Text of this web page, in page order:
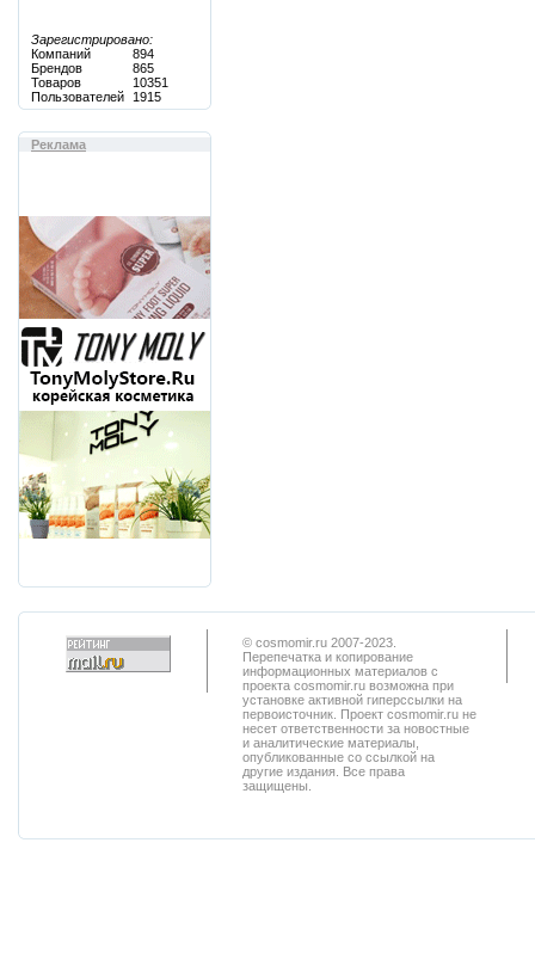
Зарегистрировано:
Компаний
894
Брендов
865
Товаров
10351
Пользователей
1915
Реклама
© cosmomir.ru 2007-2023.
Перепечатка и копирование
информационных материалов с
проекта cosmomir.ru возможна при
установке активной гиперссылки на
первоисточник. Проект cosmomir.ru не
несет ответственности за новостные
и аналитические материалы,
опубликованные со ссылкой на
другие издания. Все права
защищены.